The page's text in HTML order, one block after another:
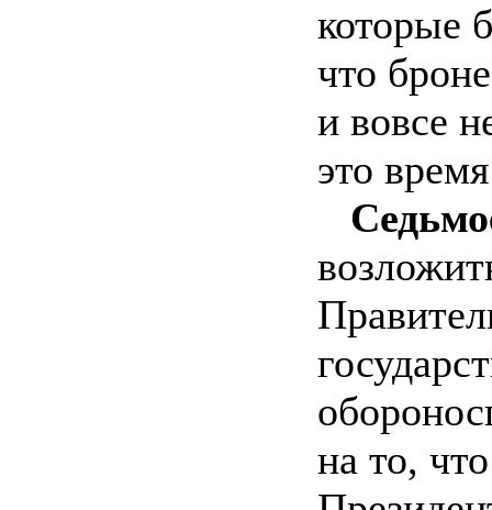
которые
что
и вовсе
это
на то,